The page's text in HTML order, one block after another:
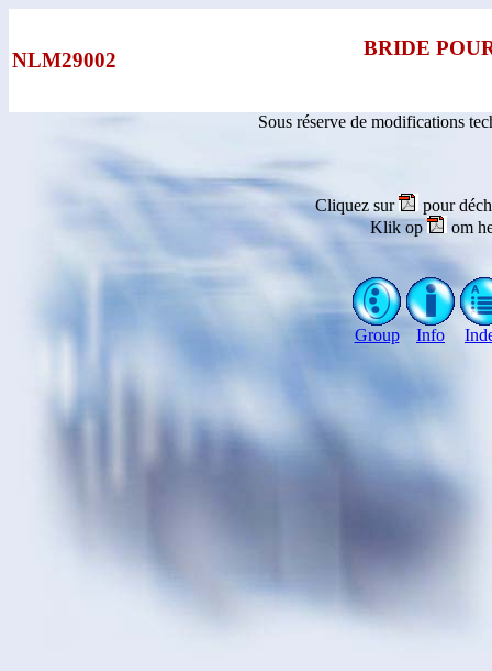
NLM29002
BRIDE
Sous réserve de modifications
Cliquez sur
pour
Klik op
om
Group Info